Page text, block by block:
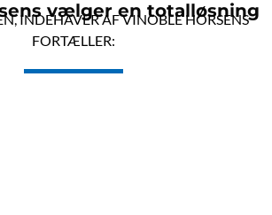
vælger en totalløsning
INDEHAVER AF VINOBLE HORSENS
FORTÆLLER: